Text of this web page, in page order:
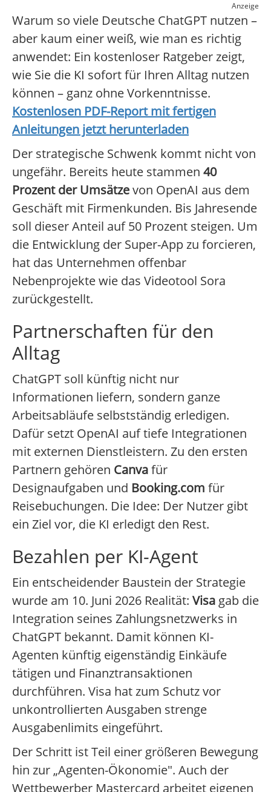
Anzeige
Warum so viele Deutsche ChatGPT nutzen –
aber kaum einer weiß, wie man es richtig
anwendet: Ein kostenloser Ratgeber zeigt,
wie Sie die KI sofort für Ihren Alltag nutzen
können – ganz ohne Vorkenntnisse.
Kostenlosen PDF-Report mit fertigen
Anleitungen jetzt herunterladen
Der strategische Schwenk kommt nicht von
ungefähr. Bereits heute stammen 40
Prozent der Umsätzevon OpenAI aus dem
Geschäft mit Firmenkunden. Bis Jahresende
soll dieser Anteil auf 50 Prozent steigen. Um
die Entwicklung der Super-App zu forcieren,
hat das Unternehmen offenbar
Nebenprojekte wie das Videotool Sora
zurückgestellt.
Partnerschaften für den
Alltag
ChatGPT soll künftig nicht nur
Informationen liefern, sondern ganze
Arbeitsabläufe selbstständig erledigen.
Dafür setzt OpenAI auf tiefe Integrationen
mit externen Dienstleistern. Zu den ersten
Partnern gehören Canvafür
Designaufgaben und Booking.com für
Reisebuchungen. Die Idee: Der Nutzer gibt
ein Ziel vor, die KI erledigt den Rest.
Bezahlen per KI-Agent
Ein entscheidender Baustein der Strategie
wurde am 10. Juni 2026 Realität: Visa gab die
Integration seines Zahlungsnetzwerks in
ChatGPT bekannt. Damit können KI-
Agenten künftig eigenständig Einkäufe
tätigen und Finanztransaktionen
durchführen. Visa hat zum Schutz vor
unkontrollierten Ausgaben strenge
Ausgabenlimits eingeführt.
Der Schritt ist Teil einer größeren Bewegung
hin zur „Agenten-Ökonomie". Auch der
Wettbewerber Mastercard arbeitet eigenen